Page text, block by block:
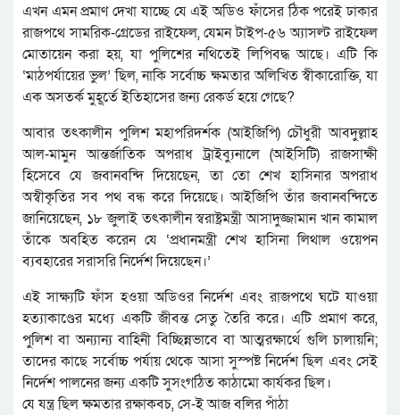
এখন এমন প্রমাণ দেখা যাচ্ছে যে এই অডিও ফাঁসের ঠিক পরেই ঢাকার
রাজপথে সামরিক-গ্রেডের রাইফেল, যেমন টাইপ-৫৬ অ্যাসল্ট রাইফেল
মোতায়েন করা হয়, যা পুলিশের নথিতেই লিপিবদ্ধ আছে। এটি কি
‘মাঠপর্যায়ের ভুল’ ছিল, নাকি সর্বোচ্চ ক্ষমতার অলিখিত স্বীকারোক্তি, যা
এক অসতর্ক মুহূর্তে ইতিহাসের জন্য রেকর্ড হয়ে গেছে?
আবার তৎকালীন পুলিশ মহাপরিদর্শক (আইজিপি) চৌধুরী আবদুল্লাহ
আল-মামুন আন্তর্জাতিক অপরাধ ট্রাইব্যুনালে (আইসিটি) রাজসাক্ষী
হিসেবে যে জবানবন্দি দিয়েছেন, তা তো শেখ হাসিনার অপরাধ
অস্বীকৃতির সব পথ বন্ধ করে দিয়েছে। আইজিপি তাঁর জবানবন্দিতে
জানিয়েছেন, ১৮ জুলাই তৎকালীন স্বরাষ্ট্রমন্ত্রী আসাদুজ্জামান খান কামাল
তাঁকে অবহিত করেন যে ‘প্রধানমন্ত্রী শেখ হাসিনা লিথাল ওয়েপন
ব্যবহারের সরাসরি নির্দেশ দিয়েছেন।’
এই সাক্ষ্যটি ফাঁস হওয়া অডিওর নির্দেশ এবং রাজপথে ঘটে যাওয়া
হত্যাকাণ্ডের মধ্যে একটি জীবন্ত সেতু তৈরি করে। এটি প্রমাণ করে,
পুলিশ বা অন্যান্য বাহিনী বিচ্ছিন্নভাবে বা আত্মরক্ষার্থে গুলি চালায়নি;
তাদের কাছে সর্বোচ্চ পর্যায় থেকে আসা সুস্পষ্ট নির্দেশ ছিল এবং সেই
নির্দেশ পালনের জন্য একটি সুসংগঠিত কাঠামো কার্যকর ছিল।
যে যন্ত্র ছিল ক্ষমতার রক্ষাকবচ, সে-ই আজ বলির পাঁঠা